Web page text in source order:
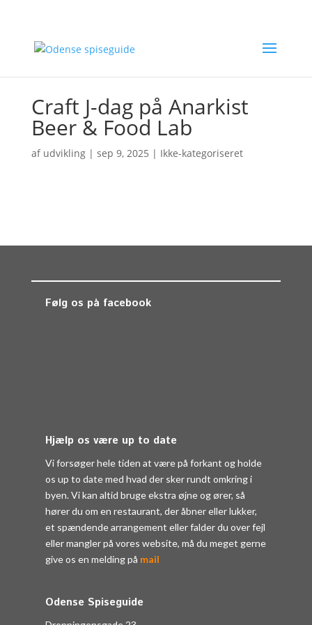
Craft J-dag på Anarkist
Beer & Food Lab
af udvikling| sep 9, 2025 | Ikke-kategoriseret
Følg os på facebook
Hjælp os være up to date
Vi forsøger hele tiden at være på forkant og holde
os up to date med hvad der sker rundt omkring i
byen. Vi kan altid bruge ekstra øjne og ører, så
hører du om en restaurant, der åbner eller lukker,
et spændende arrangement eller falder du over fejl
eller mangler på vores website, må du meget gerne
give os en melding på mail
Odense Spiseguide